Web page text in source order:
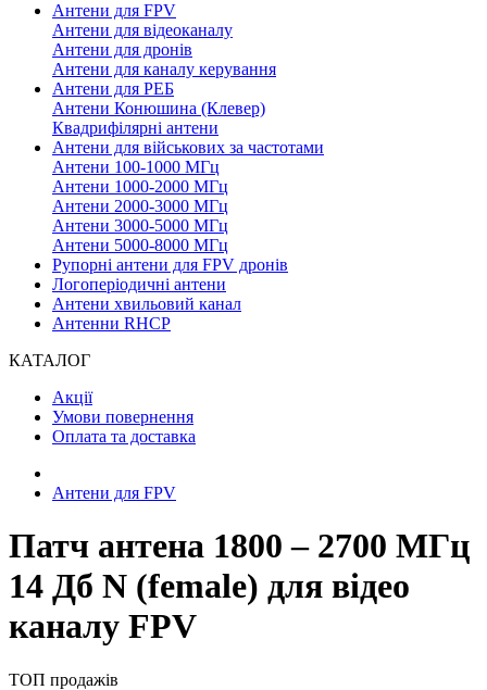
Антени для FPV
Антени для відеоканалу
Антени для дронів
Антени для каналу керування
Антени для РЕБ
Антени Конюшина (Клевер)
Квадрифілярні антени
Антени для військових за частотами
Антени 100-1000 МГц
Антени 1000-2000 МГц
Антени 2000-3000 МГц
Антени 3000-5000 МГц
Антени 5000-8000 МГц
Рупорні антени для FPV дронів
Логоперіодичні антени
Антени хвильовий канал
Антенни RHCP
КАТАЛОГ
Акції
Умови повернення
Оплата та доставка
Антени для FPV
Патч антена 1800 – 2700 МГц
14 Дб N (female) для відео
каналу FPV
ТОП продажів